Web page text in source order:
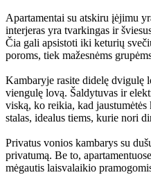
Apartamentai su atskiru įėjimu
interjeras yra tvarkingas ir
Čia gali apsistoti iki keturių
poroms, tiek mažesnėms
Kambaryje rasite didelę dvigulę
viengulę lovą. Šaldytuvas ir
viską, ko reikia, kad
stalas, idealus tiems, kurie nori
Privatus vonios kambarys su
privatumą. Be to,
mėgautis laisvalaikio